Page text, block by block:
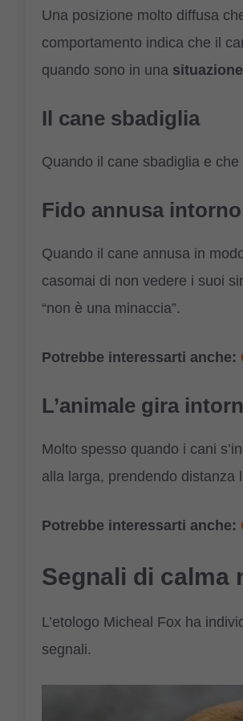
Una posizione molto diffusa
comportamento indica che il
quando sono in una
Il cane sbadiglia
Quando il cane sbadiglia e
Fido annusa intorno
Quando il cane annusa in
casomai di non vedere i suoi
“non è una minaccia”.
Potrebbe interessarti anche:
L’animale gira
Molto spesso quando i cani
alla larga, prendendo distanza
Potrebbe interessarti anche:
Segnali di calma
L’etologo Micheal Fox ha
segnali.